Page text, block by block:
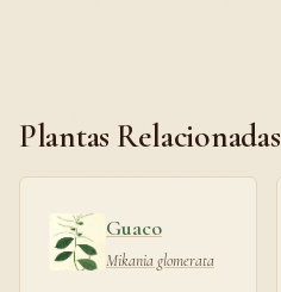
Plantas Relacionadas
Guaco
Mikania glomerata